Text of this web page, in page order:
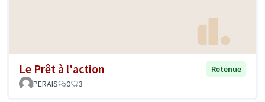
Le Prêt à l'action
Retenue
PERAIS
0 3